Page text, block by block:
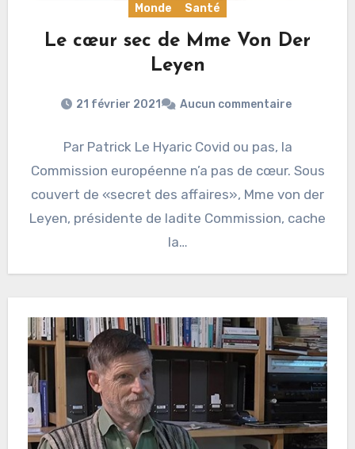
Monde Santé
Le cœur sec de Mme Von Der
Leyen
21 février 2021 Aucun commentaire
Par Patrick Le Hyaric Covid ou pas, la
Commission européenne n’a pas de cœur. Sous
couvert de «secret des affaires», Mme von der
Leyen, présidente de ladite Commission, cache
la…